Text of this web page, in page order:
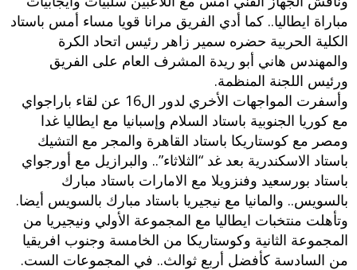
مباراة ايطاليا.. كما أدي الفريق مرانا قويا مساء أمس باستاد
الكلية الحربية حضره سمير زاهر رئيس اتحاد الكرة
والمهندس هاني أبو ريدة المشرف العام على الفريق
ورئيس اللجنة المنظمة.
وأسفرت المواجهات الأخري لدور ال16 عن لقاء باراجواي
مع كوريا الجنوبية باستاد السلام وإسبانيا مع ايطاليا غدا
ومصر مع كوستاريكا باستاد القاهرة والمجر مع التشيك
باستاد الاسكندرية بعد غد “الثلاثاء”.. والبرازيل مع أورجواي
باستاد بورسعيد وفنزويلا مع الامارات باستاد مبارك
بالسويس.. والمانيا مع نيجيريا باستاد مبارك بالسويس أيضا.
وتأهلت منتخبات ايطاليا مع المجموعة الأولي ونيجيريا من
المجموعة الثانية وكوستاريكا من الخامسة وجنوب افريقيا
من السادسة كأفضل أربع ثوالث.. في المجموعات الست.